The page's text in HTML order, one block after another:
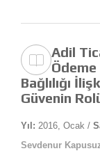
Adil
Bağlılığı
Güvenin
Yıl: 2016, Ocak /
Sevdenur